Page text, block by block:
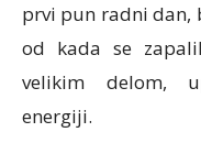
prvi pun radni dan,
od kada se
velikim delom,
energiji.